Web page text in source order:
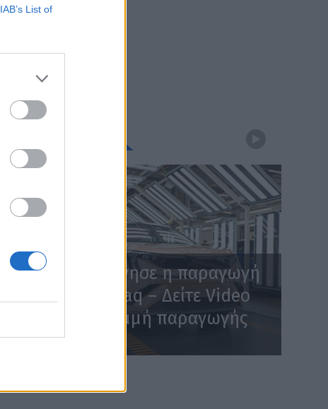
IAB’s List of
Skoda: Ξεκίνησε η παραγωγή
του νέου Peaq – Δείτε Video
από τη γραμμή παραγωγής
WEB TV